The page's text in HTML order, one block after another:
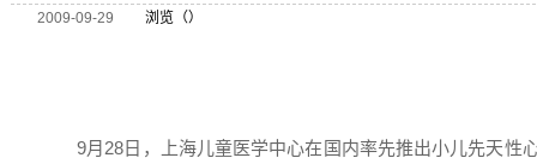
2009-09-29 浏览（）
9月28日，上海儿童医学中心在国内率先推出小儿先天性心